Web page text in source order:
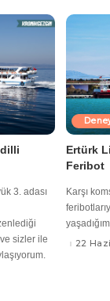
3. adası
sizler ile
Ertürk
Feribot
Karşı
22